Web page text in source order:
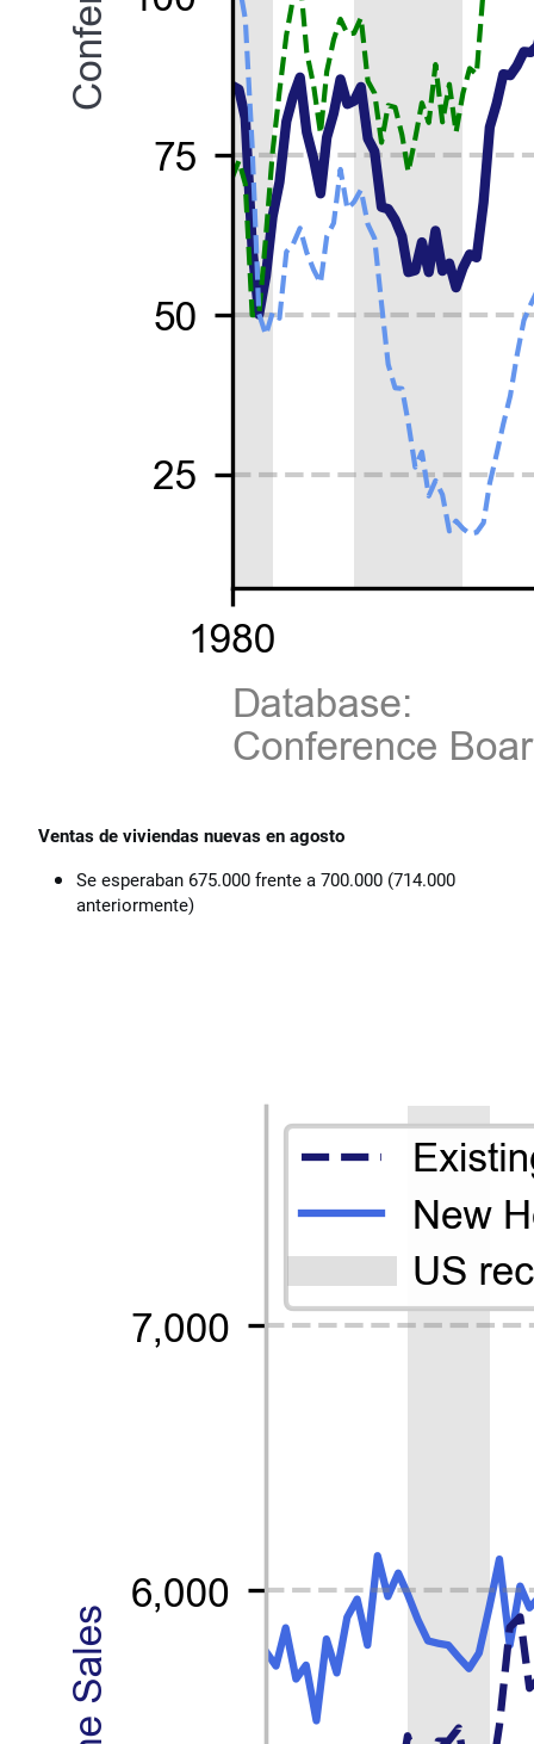
Ventas de viviendas nuevas en agosto
Se esperaban 675.000 frente a 700.000 (714.000
anteriormente)